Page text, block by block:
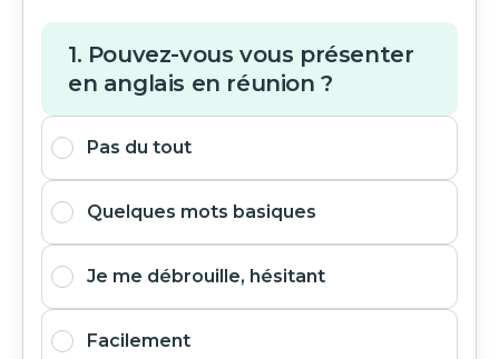
1. Pouvez-vous vous présenter
en anglais en réunion ?
Pas du tout
Quelques mots basiques
Je me débrouille, hésitant
Facilement